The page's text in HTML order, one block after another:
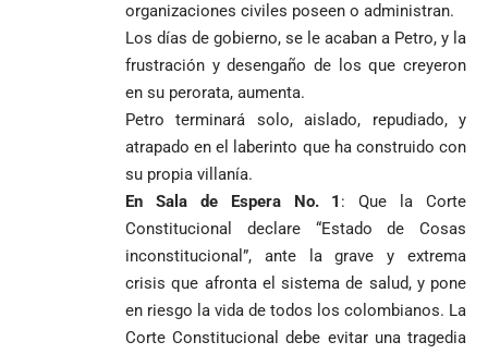
organizaciones civiles poseen o administran.
Los días de gobierno, se le acaban a Petro, y la
frustración y desengaño de los que creyeron
en su perorata, aumenta.
Petro terminará solo, aislado, repudiado, y
atrapado en el laberinto que ha construido con
su propia villanía.
En Sala de Espera No. 1 : Que la Corte
Constitucional declare “Estado de Cosas
inconstitucional”, ante la grave y extrema
crisis que afronta el sistema de salud, y pone
en riesgo la vida de todos los colombianos. La
Corte Constitucional debe evitar una tragedia